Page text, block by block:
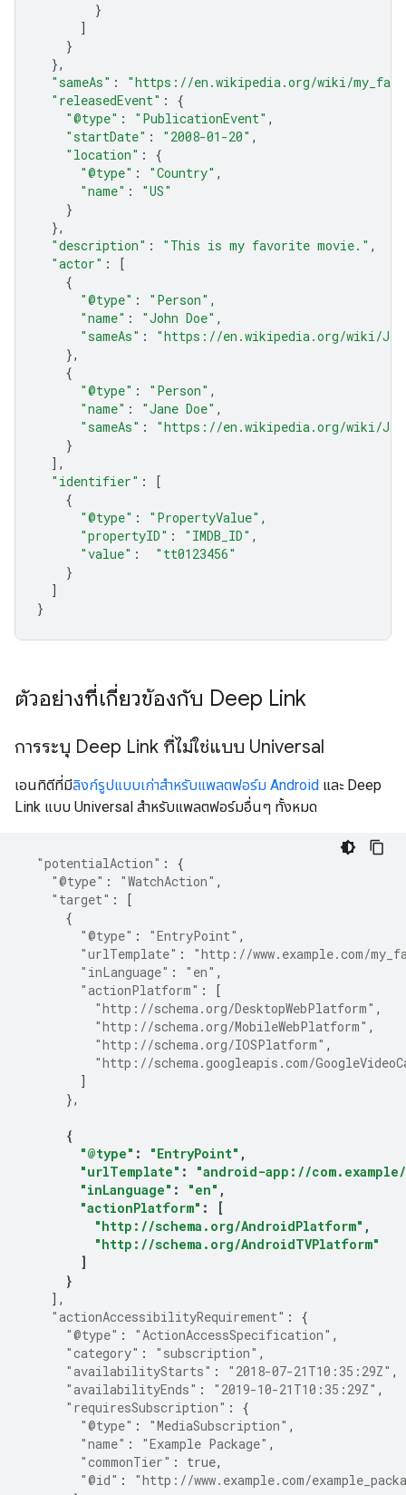
}
]
}
},
"sameAs" :
"https://en.wikipedia.org/wiki/
"releasedEvent" :
{
"@type" : "PublicationEvent" ,
"startDate" : "2008-01-20" ,
"location" :
{
"@type" : "Country" ,
"name" :
"US"
}
},
"description" : "This is my favorite movie." ,
"actor" :
[
{
"@type" : "Person" ,
"name" : "John Doe" ,
"sameAs" :
"https://en.wikipedia.org/wiki/
},
{
"@type" : "Person" ,
"name" : "Jane Doe" ,
"sameAs" :
"https://en.wikipedia.org/wiki/
}
],
"identifier" :
[
{
"@type" : "PropertyValue" ,
"propertyID" : "IMDB_ID" ,
"value" :
"tt0123456"
}
]
}
ตัวอย่างที่เกี่ยวข้องกับ Deep Link
การระบุ Deep Link ที่ไม่ใช่แบบ Universal
เอนทิตีที่มีลิงก์รูปแบบเก่าสำหรับแพลตฟอร์ม Android และ Deep
Link แบบ Universal สำหรับแพลตฟอร์มอื่นๆ ทั้งหมด
"potentialAction" :
{
"@type" : "WatchAction" ,
"target" :
[
{
"@type" : "EntryPoint" ,
"urlTemplate" :
"http://www.example.com/
"inLanguage" : "en" ,
"actionPlatform" :
[
"http://schema.org/DesktopWebPlatform" ,
"http://schema.org/MobileWebPlatform" ,
"http://schema.org/IOSPlatform" ,
"http://schema.googleapis.com/
]
},
{
"@type" : "EntryPoint" ,
"urlTemplate" :
"android-app://
"inLanguage" : "en" ,
"actionPlatform" :
[
"http://schema.org/AndroidPlatform" ,
"http://schema.org/AndroidTVPlatform"
]
}
],
"actionAccessibilityRequirement" :
{
"@type" : "ActionAccessSpecification" ,
"category" : "subscription" ,
"availabilityStarts" : "2018-07-21T10:35:29Z" ,
"availabilityEnds" : "2019-10-21T10:35:29Z" ,
"requiresSubscription" :
{
"@type" : "MediaSubscription" ,
"name" : "Example Package" ,
"commonTier" : true,
"@id" :
"http://www.example.com/